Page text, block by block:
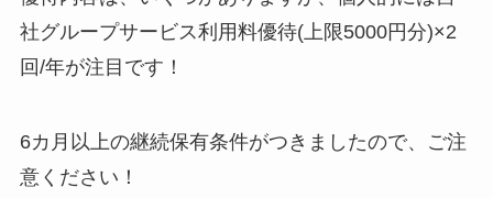
社グループサービス利用料優待(上限5000円分)×2
回/年が注目です！
6カ月以上の継続保有条件がつきましたので、ご注
意ください！